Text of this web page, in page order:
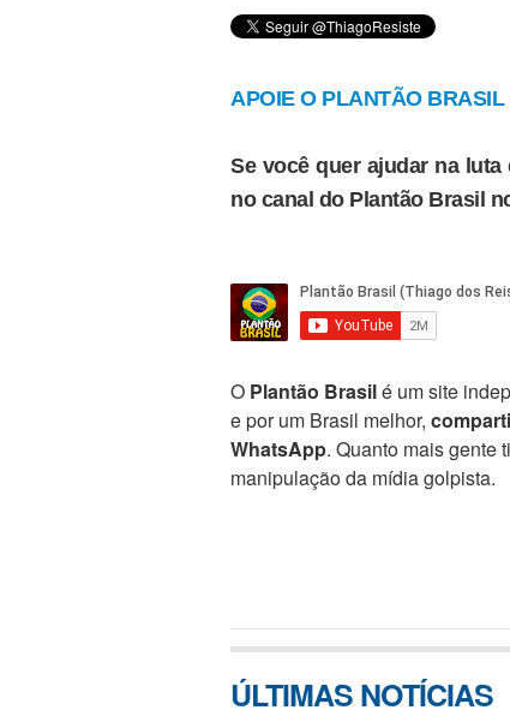
APOIE O PLANTÃO
Se você quer ajudar na
no canal do Plantão Brasil
O Plantão Brasilé um site
e por um Brasil melhor,
WhatsApp. Quanto mais gente
manipulação da mídia golpista.
ÚLTIMAS NOTÍCIAS